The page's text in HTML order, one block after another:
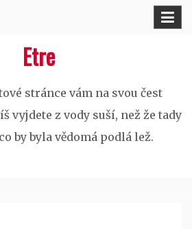
Etre
stránce vám na svou čest
vyjdete z vody suší, než že tady
by byla vědomá podlá lež.